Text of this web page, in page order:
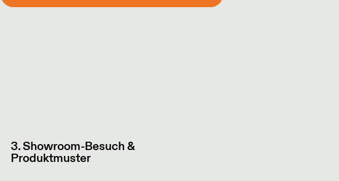
3. Showroom-Besuch &
Produktmuster